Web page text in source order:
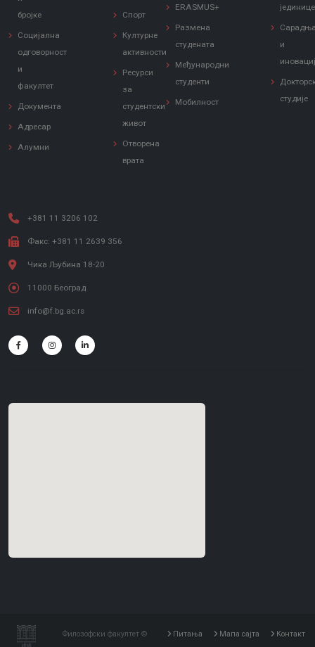
бројке
Социјална
одговорност
и
факултет
Документа
Адресар
Алумни
Спорт
Културне
активности
Ресурси
за
студентски
живот
Отворена
врата
ERASMUS+
Размена
студената
Међународни
студенти
Мобилност
јединице
и
студије
+381 11 3206 102
Факс: +381 11 2639 356
Чика Љубина 18-20
11000 Београд
info@f.bg.ac.rs
Филозофски факултет © Питања Мапа сајта Контакт